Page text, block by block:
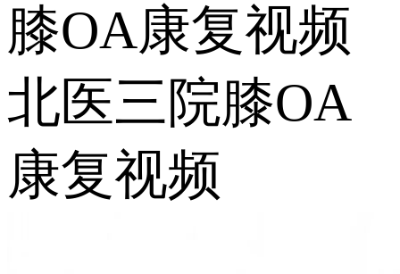
膝OA康复视频
北医三院膝OA
康复视频